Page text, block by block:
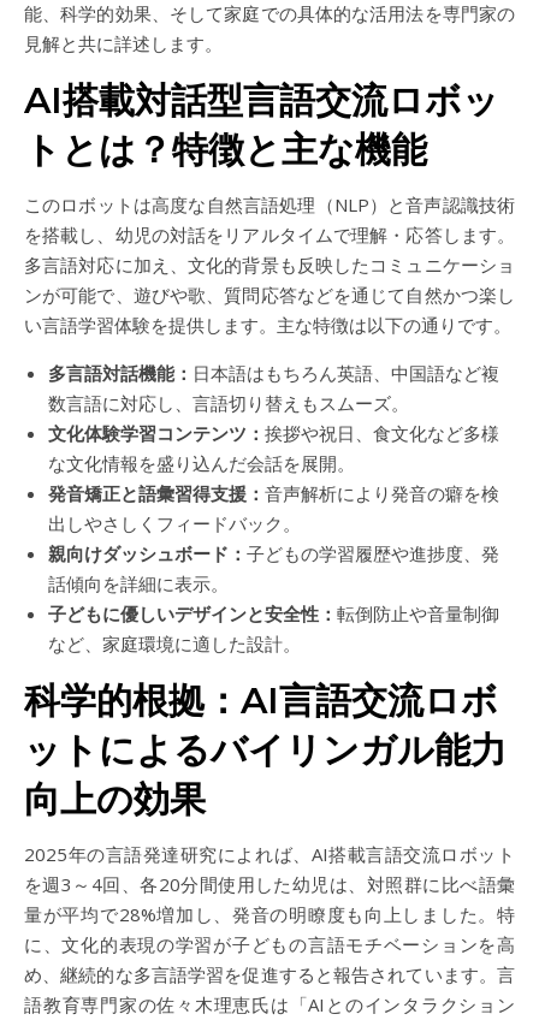
能、科学的効果、そして家庭での具体的な活用法を専門家の
見解と共に詳述します。
AI搭載対話型言語交流ロボッ
トとは？特徴と主な機能
このロボットは高度な自然言語処理（NLP）と音声認識技術
を搭載し、幼児の対話をリアルタイムで理解・応答します。
多言語対応に加え、文化的背景も反映したコミュニケーショ
ンが可能で、遊びや歌、質問応答などを通じて自然かつ楽し
い言語学習体験を提供します。主な特徴は以下の通りです。
多言語対話機能： 日本語はもちろん英語、中国語など複
数言語に対応し、言語切り替えもスムーズ。
文化体験学習コンテンツ： 挨拶や祝日、食文化など多様
な文化情報を盛り込んだ会話を展開。
発音矯正と語彙習得支援： 音声解析により発音の癖を検
出しやさしくフィードバック。
親向けダッシュボード： 子どもの学習履歴や進捗度、発
話傾向を詳細に表示。
子どもに優しいデザインと安全性： 転倒防止や音量制御
など、家庭環境に適した設計。
科学的根拠：AI言語交流ロボ
ットによるバイリンガル能力
向上の効果
2025年の言語発達研究によれば、AI搭載言語交流ロボット
を週3～4回、各20分間使用した幼児は、対照群に比べ語彙
量が平均で28%増加し、発音の明瞭度も向上しました。特
に、文化的表現の学習が子どもの言語モチベーションを高
め、継続的な多言語学習を促進すると報告されています。言
語教育専門家の佐々木理恵氏は「AIとのインタラクション